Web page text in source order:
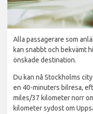
Alla passagerare som
kan snabbt och bekvämt
önskade destination.
Du kan nå Stockholms
en 40-minuters bilresa,
miles/37 kilometer norr
kilometer sydost om